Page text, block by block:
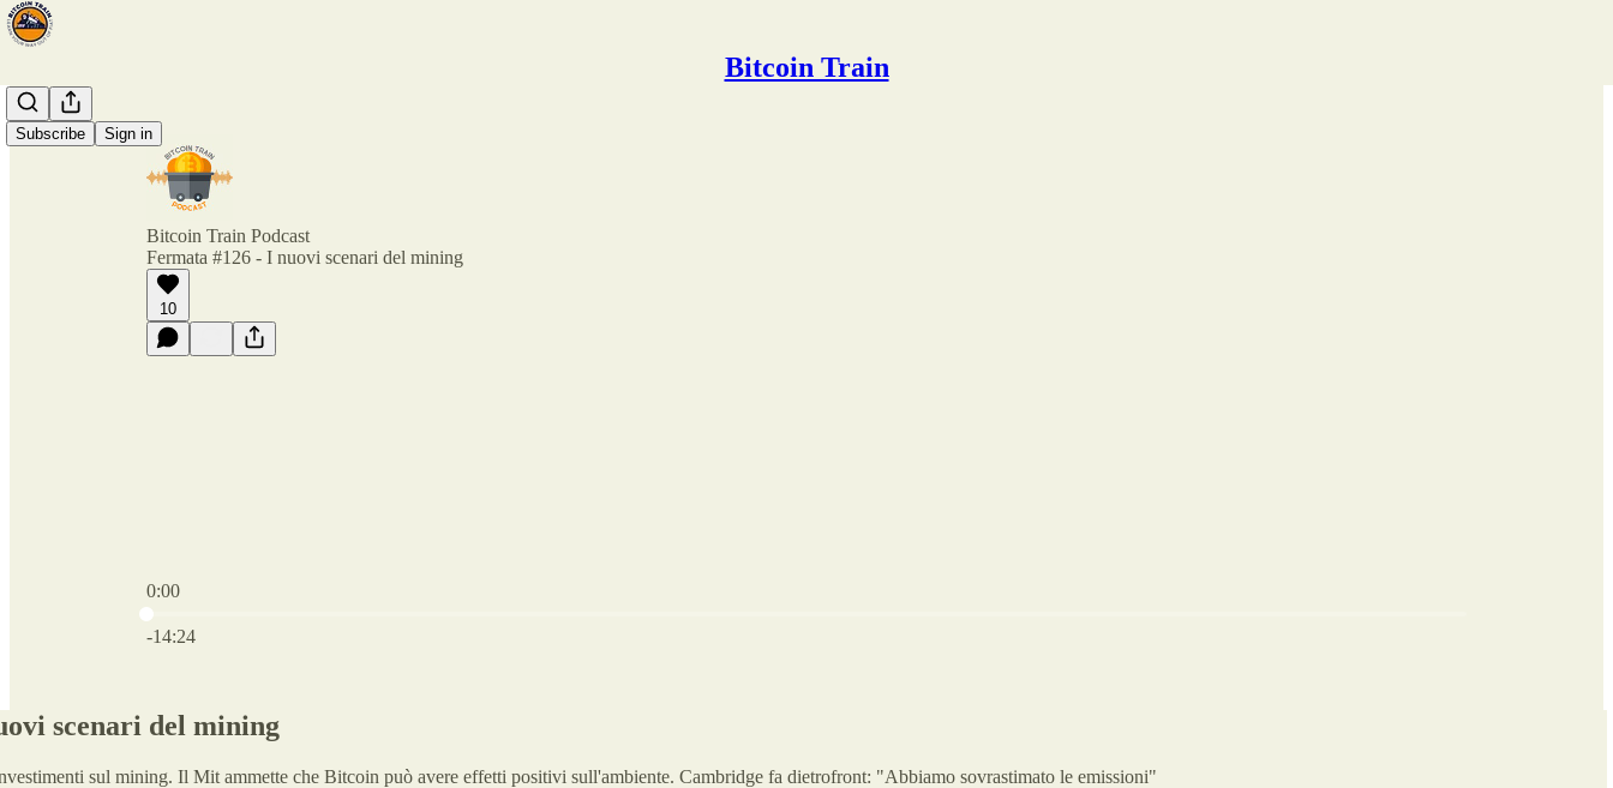
Bitcoin Train
Subscribe Sign in
Bitcoin Train Podcast
Fermata #126 - I nuovi scenari del mining
10
0:00
Current time: 0:00 / Total time: -14:24
-14:24
scenari del mining
sul mining. Il Mit ammette che Bitcoin può avere effetti positivi sull'ambiente. Cambridge fa dietrofront: "Abbiamo sovrastimato le emissioni"